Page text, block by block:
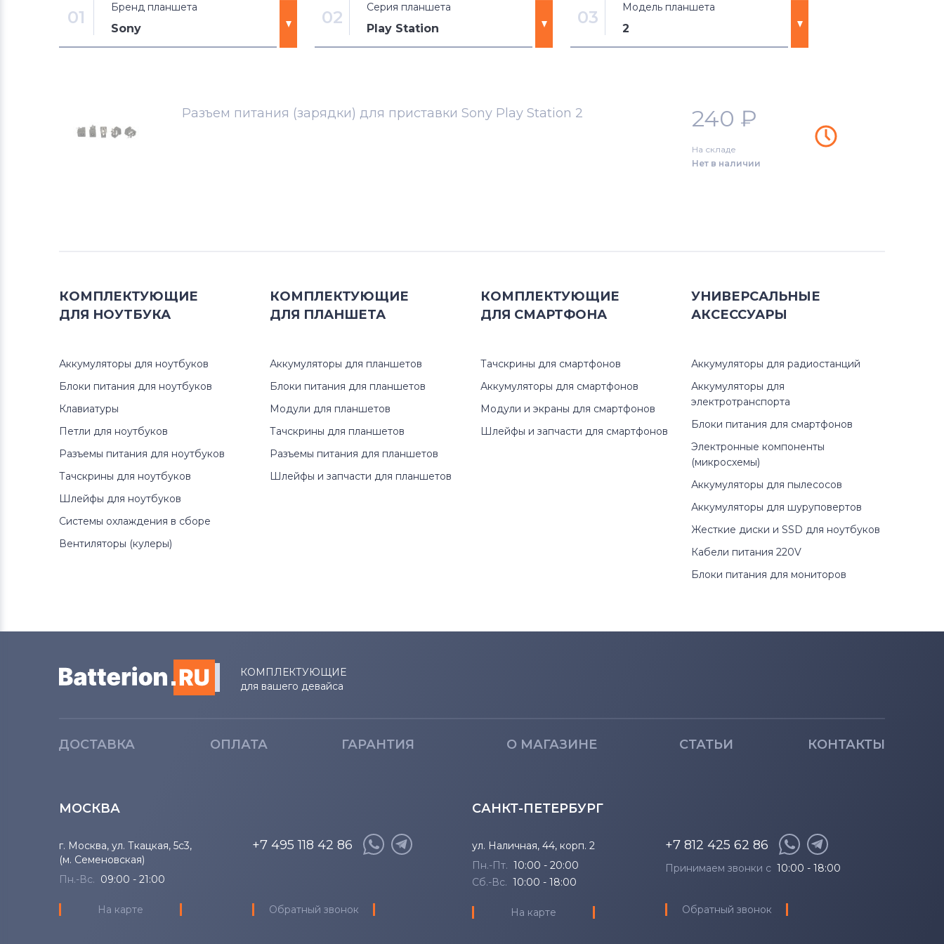
01 Бренд планшета
Sony
Разъемы питания для планшетов
Samsung
02 Серия планшета
Play Station
03 Модель планшета
2
Разъем питания (зарядки) для приставки Sony Play Station 2 240 ₽
На складе
Нет в наличии
КОМПЛЕКТУЮЩИЕ
ДЛЯ НОУТБУКА
Аккумуляторы для ноутбуков
Блоки питания для ноутбуков
Клавиатуры
Петли для ноутбуков
Разъемы питания для ноутбуков
Тачскрины для ноутбуков
Шлейфы для ноутбуков
Системы охлаждения в сборе
Вентиляторы (кулеры)
КОМПЛЕКТУЮЩИЕ
ДЛЯ ПЛАНШЕТА
Аккумуляторы для планшетов
Блоки питания для планшетов
Модули для планшетов
Тачскрины для планшетов
Разъемы питания для планшетов
Шлейфы и запчасти для планшетов
КОМПЛЕКТУЮЩИЕ
ДЛЯ СМАРТФОНА
Тачскрины для смартфонов
Аккумуляторы для смартфонов
Модули и экраны для смартфонов
Шлейфы и запчасти для смартфонов
УНИВЕРСАЛЬНЫЕ
АКСЕССУАРЫ
Аккумуляторы для радиостанций
Аккумуляторы для
электротранспорта
Блоки питания для смартфонов
Электронные компоненты
(микросхемы)
Аккумуляторы для пылесосов
Аккумуляторы для шуруповертов
Жесткие диски и SSD для ноутбуков
Кабели питания 220V
Блоки питания для мониторов
КОМПЛЕКТУЮЩИЕ
для вашего девайса
ДОСТАВКА ОПЛАТА ГАРАНТИЯ О МАГАЗИНЕ СТАТЬИ КОНТАКТЫ
МОСКВА
г. Москва, ул. Ткацкая, 5с3,
(м. Семеновская)
Пн.-Вс. 09:00 - 21:00
На карте
+7 495 118 42 86
Обратный звонок
САНКТ-ПЕТЕРБУРГ
ул. Наличная, 44, корп. 2
Пн.-Пт. 10:00 - 20:00
Сб.-Вс. 10:00 - 18:00
На карте
+7 812 425 62 86
Принимаем звонки с 10:00 - 18:00
Обратный звонок